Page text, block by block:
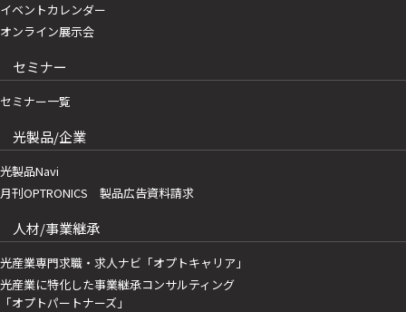
イベントカレンダー
オンライン展示会
セミナー
セミナー一覧
光製品/企業
光製品Navi
月刊OPTRONICS 製品広告資料請求
人材/事業継承
光産業専門求職・求人ナビ「オプトキャリア」
光産業に特化した事業継承コンサルティング
「オプトパートナーズ」